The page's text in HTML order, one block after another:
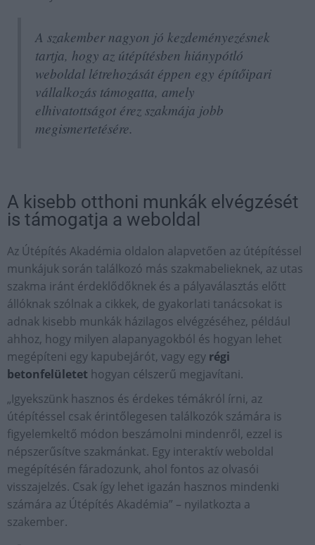
A szakember nagyon jó kezdeményezésnek
tartja, hogy az útépítésben hiánypótló
weboldal létrehozását éppen egy építőipari
vállalkozás támogatta, amely
elhivatottságot érez szakmája jobb
megismertetésére.
A kisebb otthoni munkák elvégzését
is támogatja a weboldal
Az Útépítés Akadémia oldalon alapvetően az útépítéssel
munkájuk során találkozó más szakmabelieknek, az utas
szakma iránt érdeklődőknek és a pályaválasztás előtt
állóknak szólnak a cikkek, de gyakorlati tanácsokat is
adnak kisebb munkák házilagos elvégzéséhez, például
ahhoz, hogy milyen alapanyagokból és hogyan lehet
megépíteni egy kapubejárót, vagy egy régi
betonfelületet hogyan célszerű megjavítani.
„Igyekszünk hasznos és érdekes témákról írni, az
útépítéssel csak érintőlegesen találkozók számára is
figyelemkeltő módon beszámolni mindenről, ezzel is
népszerűsítve szakmánkat. Egy interaktív weboldal
megépítésén fáradozunk, ahol fontos az olvasói
visszajelzés. Csak így lehet igazán hasznos mindenki
számára az Útépítés Akadémia” – nyilatkozta a
szakember.